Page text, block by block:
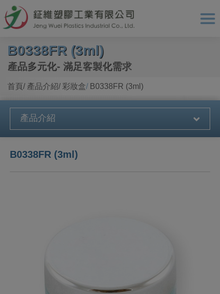
B0338FR (3ml)
產品多元化- 滿足客製化需求
首頁 產品介紹 彩妝盒 B0338FR (3ml)
產品介紹
B0338FR (3ml)
Cookie管理面板